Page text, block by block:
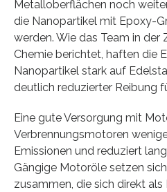
Metalloberflächen noch
die Nanopartikel mit Epoxy-
werden. Wie das Team in
Chemie berichtet, haften die
Nanopartikel stark auf
deutlich reduzierter Reibung
Eine gute Versorgung mit
Verbrennungsmotoren
Emissionen und reduziert
Gängige Motoröle setzen
zusammen, die sich direkt